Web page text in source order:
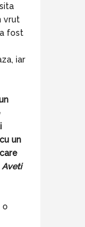
vrut
fost
iar
un
Aveti
o